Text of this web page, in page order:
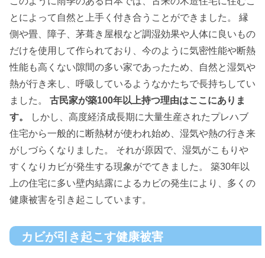
とによって自然と上手く付き合うことができました。 縁
側や畳、障子、茅葺き屋根など調湿効果や人体に良いもの
だけを使用して作られており、今のように気密性能や断熱
性能も高くない隙間の多い家であったため、自然と湿気や
熱が行き来し、呼吸しているようなかたちで長持ちしてい
ました。 古民家が築100年以上持つ理由はここにありま
す。
しかし、高度経済成長期に大量生産されたプレハブ
住宅から一般的に断熱材が使われ始め、湿気や熱の行き来
がしづらくなりました。 それが原因で、湿気がこもりや
すくなりカビが発生する現象がでてきました。 築30年以
上の住宅に多い壁内結露によるカビの発生により、多くの
健康被害を引き起こしています。
カビが引き起こす健康被害